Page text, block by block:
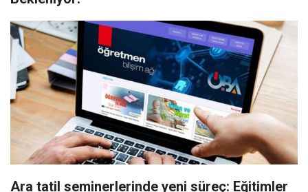
Ara tatil seminerlerinde yeni süreç: Eğitimler